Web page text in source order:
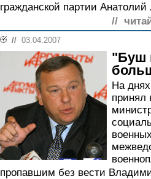
гражданской партии Анатолий
//
// 03.04.2007
"Буш
На
принял
пропавшим без вести